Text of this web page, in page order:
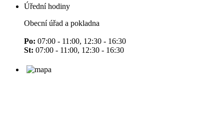
Úřední hodiny
Obecní úřad a pokladna
Po: 07:00 - 11:00, 12:30 - 16:30
St: 07:00 - 11:00, 12:30 - 16:30